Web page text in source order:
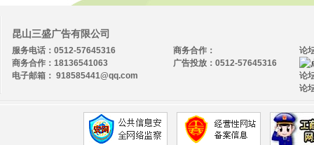
昆山三盛广告有限公司
服务电话：0512-57645316
商务合作：18136541063
电子邮箱： 918585441@qq.com
论
论
论
商务合作：
广告投放：0512-57645316